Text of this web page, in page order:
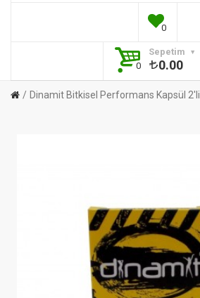
0
Sepetim
0
0.00
Dinamit Bitkisel Performans Kapsül 2'li